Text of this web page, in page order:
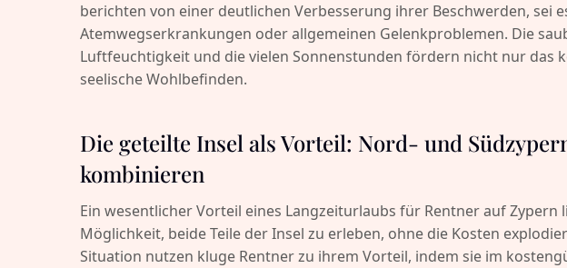
berichten von einer deutlichen Verbesserung ihrer Beschwerden, sei
Atemwegserkrankungen oder allgemeinen Gelenkproblemen. Die
Luftfeuchtigkeit und die vielen Sonnenstunden fördern nicht nur das
seelische Wohlbefinden.
Die geteilte Insel als Vorteil: Nord- und
kombinieren
Ein wesentlicher Vorteil eines Langzeiturlaubs für Rentner auf
Möglichkeit, beide Teile der Insel zu erleben, ohne die Kosten
Situation nutzen kluge Rentner zu ihrem Vorteil, indem sie im